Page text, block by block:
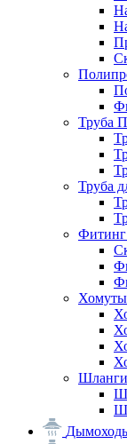
Труба
Труба
Фитинг
Хомуты
Шланги